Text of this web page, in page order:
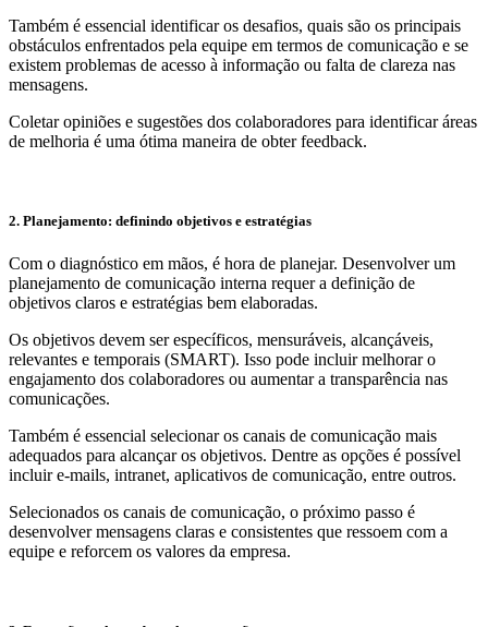
Também é essencial identificar os desafios, quais são os principais
obstáculos enfrentados pela equipe em termos de comunicação e se
existem problemas de acesso à informação ou falta de clareza nas
mensagens.
Coletar opiniões e sugestões dos colaboradores para identificar áreas
de melhoria é uma ótima maneira de obter feedback.
2. Planejamento: definindo objetivos e estratégias
Com o diagnóstico em mãos, é hora de planejar. Desenvolver um
planejamento de comunicação interna requer a definição de
objetivos claros e estratégias bem elaboradas.
Os objetivos devem ser específicos, mensuráveis, alcançáveis,
relevantes e temporais (SMART). Isso pode incluir melhorar o
engajamento dos colaboradores ou aumentar a transparência nas
comunicações.
Também é essencial selecionar os canais de comunicação mais
adequados para alcançar os objetivos. Dentre as opções é possível
incluir e-mails, intranet, aplicativos de comunicação, entre outros.
Selecionados os canais de comunicação, o próximo passo é
desenvolver mensagens claras e consistentes que ressoem com a
equipe e reforcem os valores da empresa.